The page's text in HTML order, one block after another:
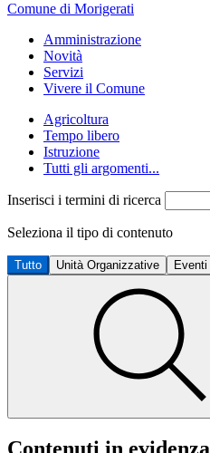
Comune di Morigerati
Amministrazione
Novità
Servizi
Vivere il Comune
Agricoltura
Tempo libero
Istruzione
Tutti gli argomenti...
Inserisci i termini di ricerca
Seleziona il tipo di contenuto
Tutto Unità Organizzative Eventi